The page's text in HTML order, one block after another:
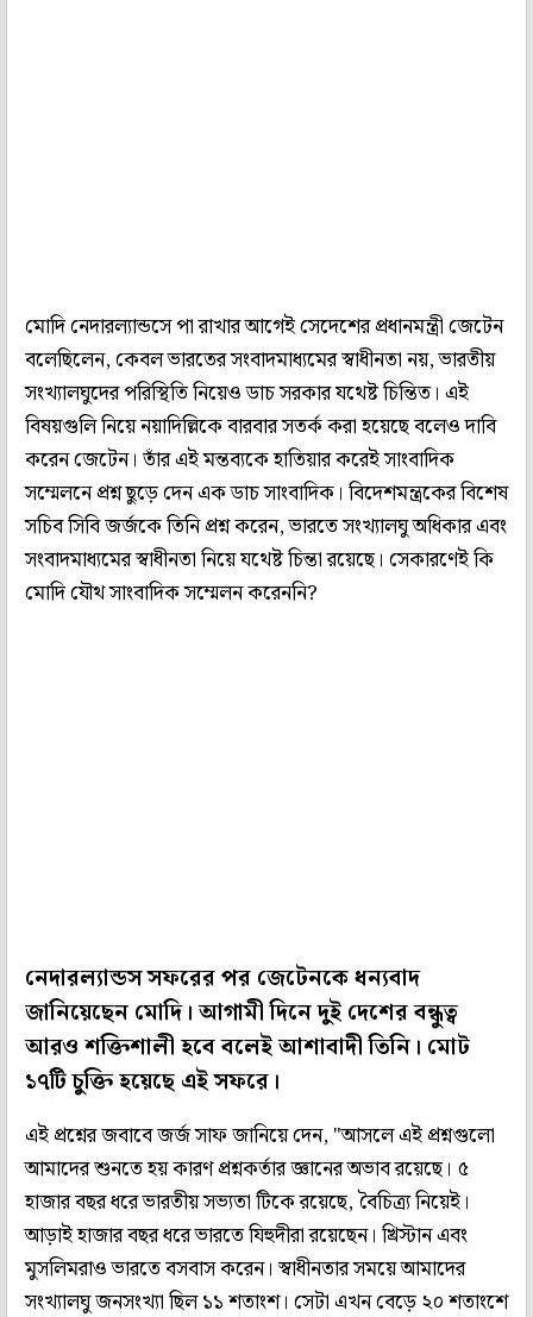
মোদি নেদারল্যান্ডসে পা রাখার আগেই সেদেশের প্রধানমন্ত্রী জেটেন
বলেছিলেন, কেবল ভারতের সংবাদমাধ্যমের স্বাধীনতা নয়, ভারতীয়
সংখ্যালঘুদের পরিস্থিতি নিয়েও ডাচ সরকার যথেষ্ট চিন্তিত। এই
বিষয়গুলি নিয়ে নয়াদিল্লিকে বারবার সতর্ক করা হয়েছে বলেও দাবি
করেন জেটেন। তাঁর এই মন্তব্যকে হাতিয়ার করেই সাংবাদিক
সম্মেলনে প্রশ্ন ছুড়ে দেন এক ডাচ সাংবাদিক। বিদেশমন্ত্রকের বিশেষ
সচিব সিবি জর্জকে তিনি প্রশ্ন করেন, ভারতে সংখ্যালঘু অধিকার এবং
সংবাদমাধ্যমের স্বাধীনতা নিয়ে যথেষ্ট চিন্তা রয়েছে। সেকারণেই কি
মোদি যৌথ সাংবাদিক সম্মেলন করেননি?
নেদারল্যান্ডস সফরের পর জেটেনকে ধন্যবাদ
জানিয়েছেন মোদি। আগামী দিনে দুই দেশের বন্ধুত্ব
আরও শক্তিশালী হবে বলেই আশাবাদী তিনি। মোট
১৭টি চুক্তি হয়েছে এই সফরে।
এই প্রশ্নের জবাবে জর্জ সাফ জানিয়ে দেন, "আসলে এই প্রশ্নগুলো
আমাদের শুনতে হয় কারণ প্রশ্নকর্তার জ্ঞানের অভাব রয়েছে। ৫
হাজার বছর ধরে ভারতীয় সভ্যতা টিকে রয়েছে, বৈচিত্র্য নিয়েই।
আড়াই হাজার বছর ধরে ভারতে যিহুদীরা রয়েছেন। খ্রিস্টান এবং
মুসলিমরাও ভারতে বসবাস করেন। স্বাধীনতার সময়ে আমাদের
সংখ্যালঘু জনসংখ্যা ছিল ১১ শতাংশ। সেটা এখন বেড়ে ২০ শতাংশে